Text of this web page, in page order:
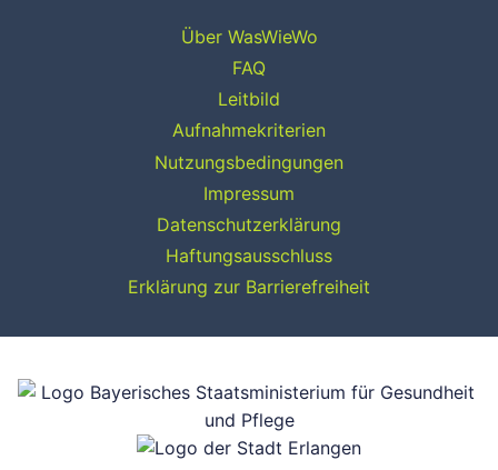
Über WasWieWo
FAQ
Leitbild
Aufnahmekriterien
Nutzungsbedingungen
Impressum
Datenschutzerklärung
Haftungsausschluss
Erklärung zur Barrierefreiheit